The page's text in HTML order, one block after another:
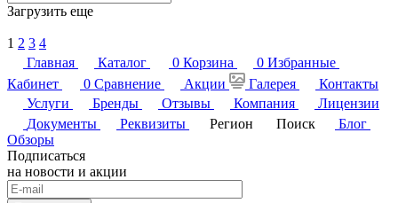
Загрузить еще
1 2 3 4
Главная
Каталог 0 Корзина 0 Избранные
Кабинет
0 Сравнение Акции Галерея
Контакты
Услуги
Бренды Отзывы Компания
Лицензии
Документы
Реквизиты Регион Поиск
Блог
Обзоры
Подписаться
на новости и акции